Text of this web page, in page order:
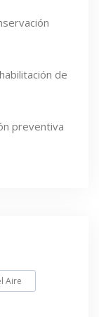
de
preventiva
Aire